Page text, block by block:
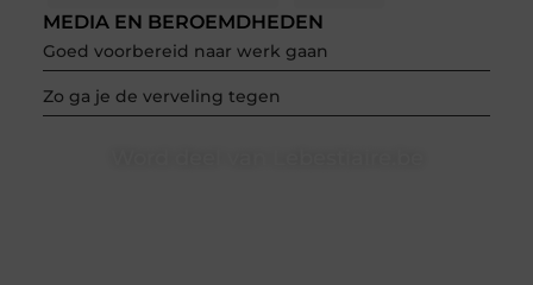
MEDIA EN BEROEMDHEDEN
Goed voorbereid naar werk gaan
Zo ga je de verveling tegen